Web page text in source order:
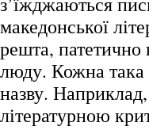
македонської
решта,
люду. Кожна така
назву.
літературною